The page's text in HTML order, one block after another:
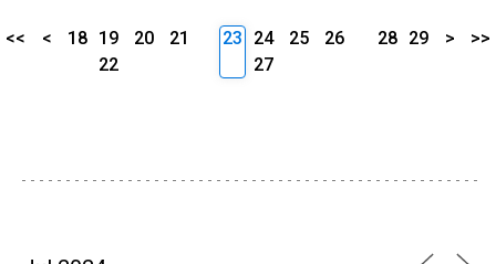
<< < 18 19 20
21
22
23 24 25
26
27
28 29 > >>